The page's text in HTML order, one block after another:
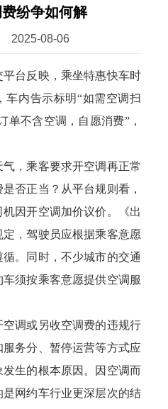
纷争如何解
2025-08-06
台反映，乘坐特惠快车时
车内告示标明“如需空调扫
单不含空调，自愿消费”，
，乘客要求开空调再正常
否正当？从平台规则看，
因开空调加价议价。《出
，驾驶员应根据乘客意愿
。同时，不少城市的交通
须按乘客意愿提供空调服
调或另收空调费的违规行
务分、暂停运营等方式应
生的根本原因。因空调而
网约车行业更深层次的结